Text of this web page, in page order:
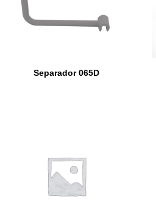
Separador 065D